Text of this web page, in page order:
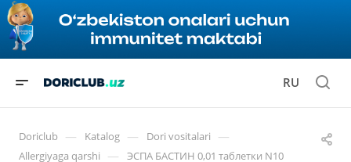
RU
Doriclub — Katalog — Dori vositalari —
Allergiyaga qarshi — ЭСПА БАСТИН 0,01 таблетки N10